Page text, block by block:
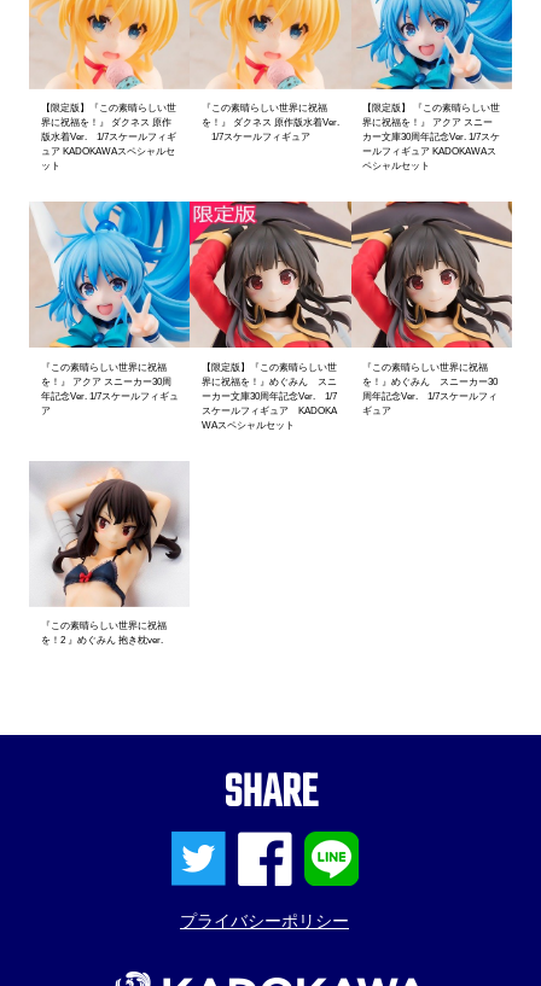
【限定版】『この素晴らしい世
界に祝福を！』 ダクネス 原作
版水着Ver. 1/7スケールフィギ
ュア KADOKAWAスペシャルセ
ット
『この素晴らしい世界に祝福
を！』 ダクネス 原作版水着Ver.
1/7スケールフィギュア
【限定版】 『この素晴らしい世
界に祝福を！』 アクア スニー
カー文庫30周年記念Ver. 1/7スケ
ールフィギュア KADOKAWAス
ペシャルセット
『この素晴らしい世界に祝福
を！』 アクア スニーカー30周
年記念Ver. 1/7スケールフィギュ
ア
【限定版】『この素晴らしい世
界に祝福を！』めぐみん スニ
ーカー文庫30周年記念Ver. 1/7
スケールフィギュア KADOKA
WAスペシャルセット
『この素晴らしい世界に祝福
を！』めぐみん スニーカー30
周年記念Ver. 1/7スケールフィ
ギュア
『この素晴らしい世界に祝福
を！2 』めぐみん 抱き枕ver.
SHARE
プライバシーポリシー